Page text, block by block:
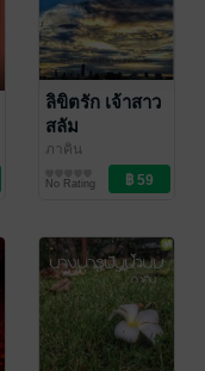
ลิขิตรัก เจ้าสาว
สลัม
ภาคิน
นิยายโรมานซ์
No Rating